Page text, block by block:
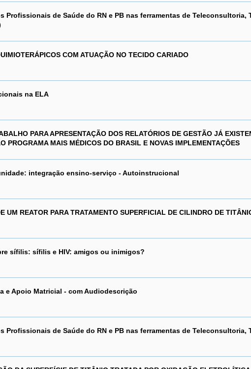
Profissionais de Saúde do RN e PB nas ferramentas de Teleconsultoria,
COM ATUAÇÃO NO TECIDO CARIADO
na ELA
PARA APRESENTAÇÃO DOS RELATÓRIOS DE GESTÃO JÁ
PROGRAMA MAIS MÉDICOS DO BRASIL E NOVAS IMPLEMENTAÇÕES
integração ensino-serviço - Autoinstrucional
UM REATOR PARA TRATAMENTO SUPERFICIAL DE CILINDRO DE
sífilis: sífilis e HIV: amigos ou inimigos?
e Apoio Matricial - com Audiodescrição
Profissionais de Saúde do RN e PB nas ferramentas de Teleconsultoria,